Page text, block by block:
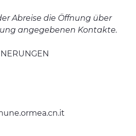
Abreise die Öffnung über
angegebenen Kontakte.